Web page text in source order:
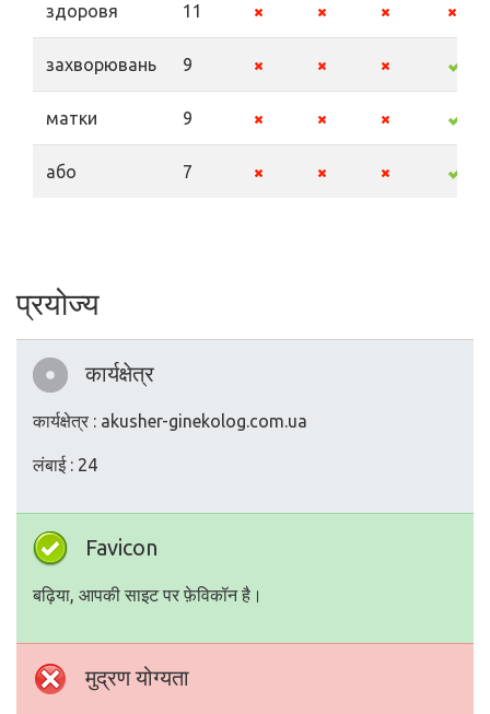
здоровя 11
захворювань 9
матки 9
або 7
प्रयोज्य
कार्यक्षेत्र
कार्यक्षेत्र : akusher-ginekolog.com.ua
लंबाई : 24
Favicon
बढ़िया, आपकी साइट पर फ़ेविकॉन है।
मुद्रण योग्यता